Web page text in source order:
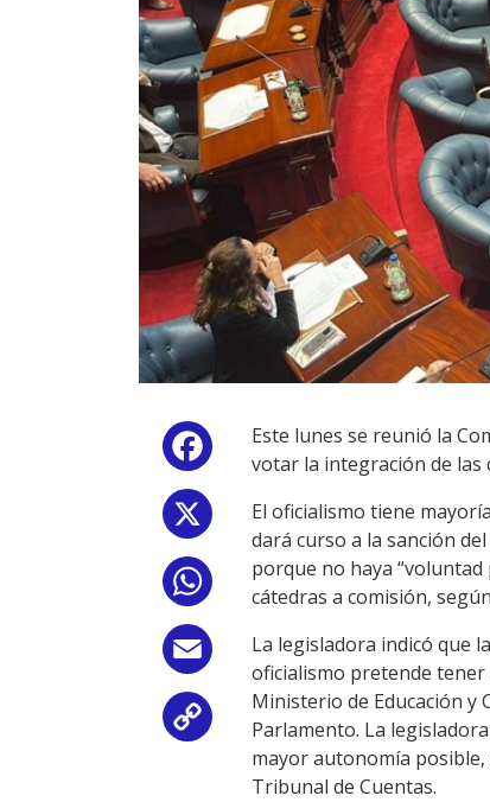
Facebook
WhatsApp
Email
Copy
Link
Este lunes se reunió la
votar la integración de las
El oficialismo tiene
dará curso a la sanción
porque no haya “voluntad
cátedras a comisión,
La legisladora indicó que
oficialismo pretende tener
Ministerio de Educación y
Parlamento. La
mayor autonomía
Tribunal de Cuentas.